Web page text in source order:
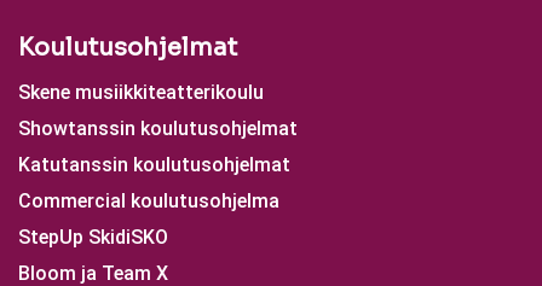
Koulutusohjelmat
Skene musiikkiteatterikoulu
Showtanssin koulutusohjelmat
Katutanssin koulutusohjelmat
Commercial koulutusohjelma
StepUp SkidiSKO
Bloom ja Team X